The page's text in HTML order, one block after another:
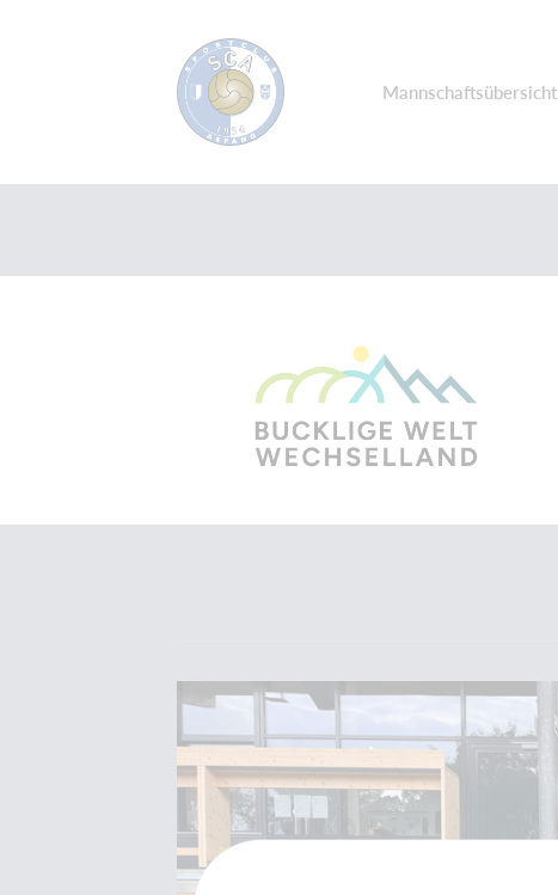
Mannschaftsübersicht